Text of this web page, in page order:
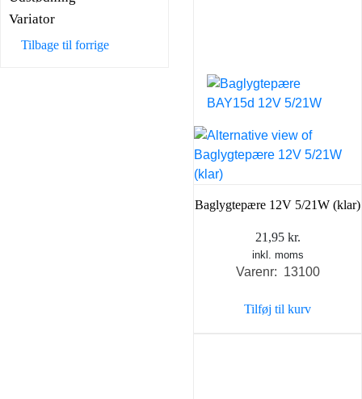
Variator
Tilbage til forrige
Baglygtepære 12V 5/21W (klar)
21,95 kr.
inkl. moms
Varenr: 13100
Tilføj til kurv